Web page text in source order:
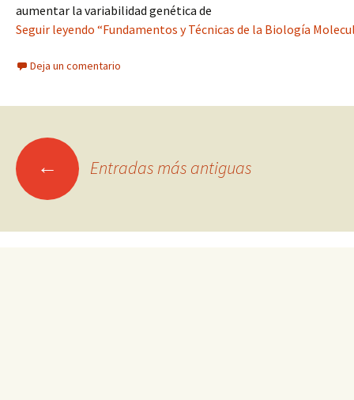
aumentar la variabilidad genética de
Seguir leyendo “Fundamentos y Técnicas de la Biología
Deja un comentario
Ir ← Entradas más antiguas